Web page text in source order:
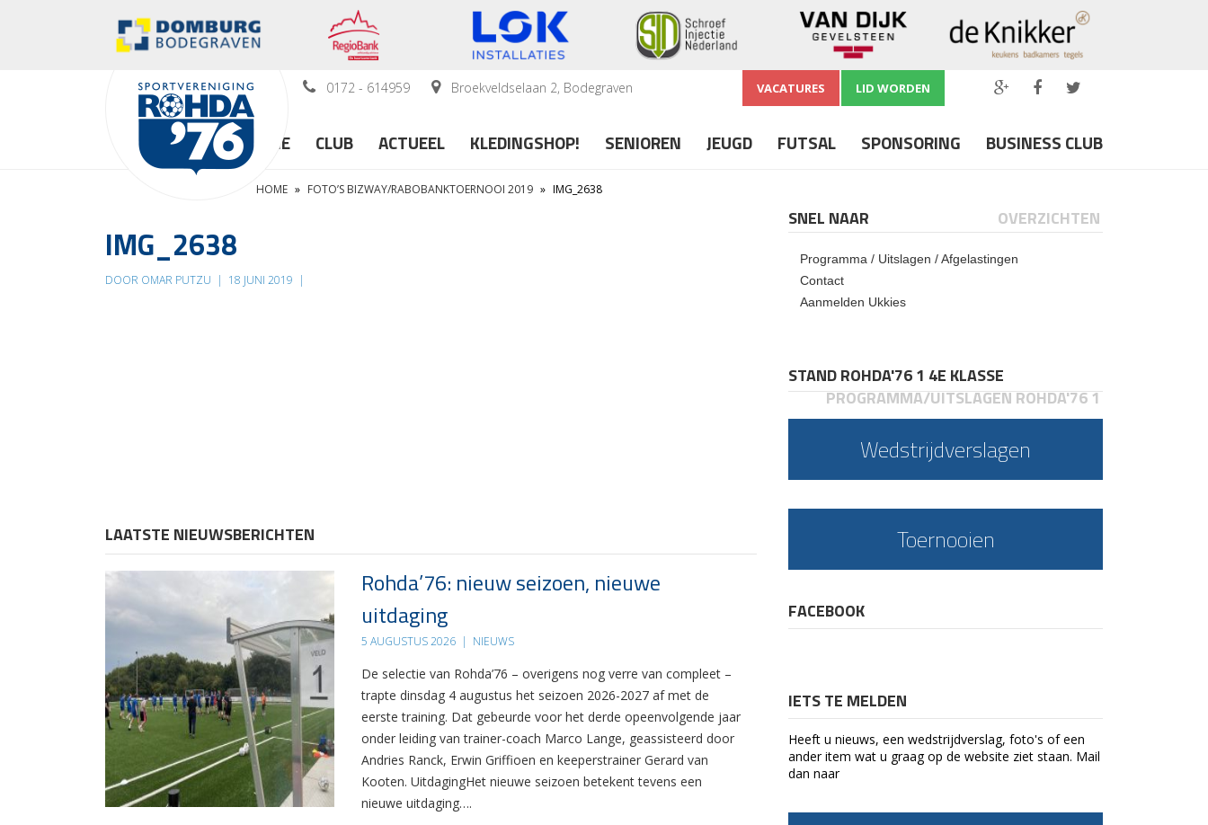
0172 - 614959 Broekveldselaan 2, Bodegraven VACATURES LID WORDEN
HOME CLUB ACTUEEL KLEDINGSHOP! SENIOREN JEUGD FUTSAL SPONSORING BUSINESS CLUB
HOME » FOTO’S BIZWAY/RABOBANKTOERNOOI 2019 » IMG_2638
IMG_2638
DOOR OMAR PUTZU | 18 JUNI 2019 |
LAATSTE NIEUWSBERICHTEN
Rohda’76: nieuw seizoen, nieuwe
uitdaging
5 AUGUSTUS 2026 | NIEUWS
De selectie van Rohda’76 – overigens nog verre van compleet –
trapte dinsdag 4 augustus het seizoen 2026-2027 af met de
eerste training. Dat gebeurde voor het derde opeenvolgende jaar
onder leiding van trainer-coach Marco Lange, geassisteerd door
Andries Ranck, Erwin Griffioen en keeperstrainer Gerard van
Kooten. UitdagingHet nieuwe seizoen betekent tevens een
nieuwe uitdaging….
SNEL NAAR OVERZICHTEN
Programma / Uitslagen / Afgelastingen
Contact
Aanmelden Ukkies
STAND ROHDA'76 1 4E KLASSE
PROGRAMMA/UITSLAGEN ROHDA'76 1
Wedstrijdverslagen
Toernooien
FACEBOOK
IETS TE MELDEN
Heeft u nieuws, een wedstrijdverslag, foto's of een
ander item wat u graag op de website ziet staan. Mail
dan naar